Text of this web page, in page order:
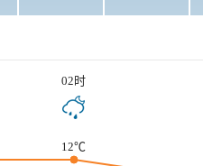
02时
12℃